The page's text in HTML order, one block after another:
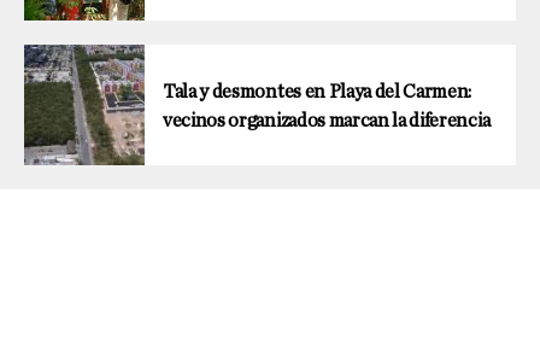
Tala y desmontes en Playa del Carmen:
vecinos organizados marcan la diferencia